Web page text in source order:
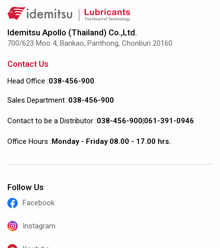
Idemitsu Apollo (Thailand) Co.,Ltd.
700/623 Moo 4, Bankao, Panthong, Chonburi 20160
Contact Us
Head Office :038-456-900
Sales Department :038-456-900
Contact to be a Distributor :038-456-900|061-391-0946
Office Hours :Monday - Friday 08.00 - 17.00 hrs.
Follow Us
Facebook
Instagram